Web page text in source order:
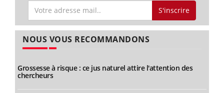
S'inscrire
NOUS VOUS RECOMMANDONS
Grossesse à risque : ce jus naturel attire l'attention des
chercheurs